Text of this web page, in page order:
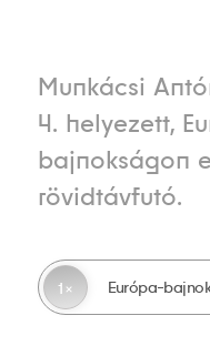
Munkácsi
4. helyezett,
bajnokságon
rövidtávfutó.
1 Európa-